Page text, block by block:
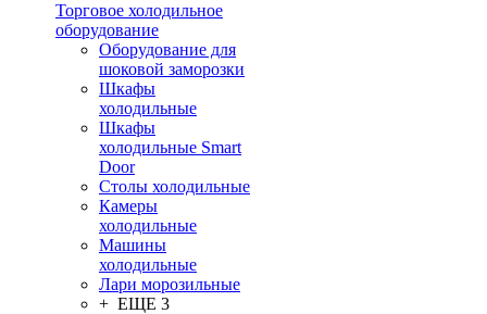
Торговое холодильное
оборудование
Оборудование для
шоковой заморозки
Шкафы
холодильные
Шкафы
холодильные Smart
Door
Столы холодильные
Камеры
холодильные
Машины
холодильные
Лари морозильные
+ ЕЩЕ 3